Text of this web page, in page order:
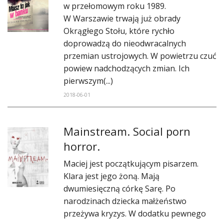
w przełomowym roku 1989.
W Warszawie trwają już obrady
Okrągłego Stołu, które rychło
doprowadzą do nieodwracalnych
przemian ustrojowych. W powietrzu czuć
powiew nadchodzących zmian. Ich
pierwszym(...)
2018-06-01
​Mainstream. Social porn
horror.
Maciej jest początkującym pisarzem.
Klara jest jego żoną. Mają
dwumiesięczną córkę Sarę. Po
narodzinach dziecka małżeństwo
przeżywa kryzys. W dodatku pewnego